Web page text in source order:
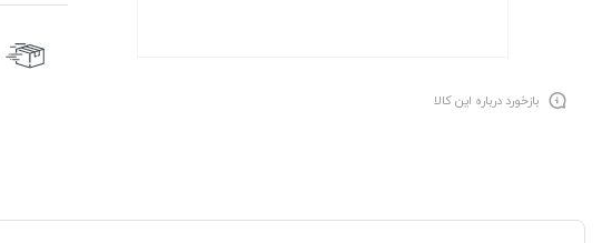
بازخورد درباره این کالا